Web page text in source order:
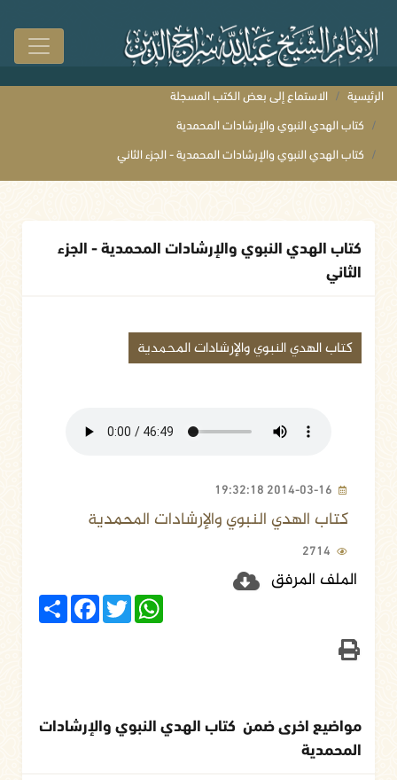
الرئيسية
الاستماع إلى بعض الكتب المسجلة
كتاب الهدي النبوي والإرشادات المحمدية
كتاب الهدي النبوي والإرشادات المحمدية - الجزء الثاني
كتاب الهدي النبوي والإرشادات المحمدية - الجزء
الثاني
كتاب الهدي النبوي والإرشادات المحمدية
2014-03-16 19:32:18
كتاب الهدي النبوي والإرشادات المحمدية
2714
الملف المرفق
Share
FacebookTwitter
WhatsApp
مواضيع اخرى ضمن كتاب الهدي النبوي والإرشادات
المحمدية